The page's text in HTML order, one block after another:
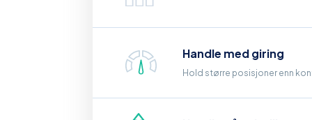
Handle med giring
Hold større posisjoner enn